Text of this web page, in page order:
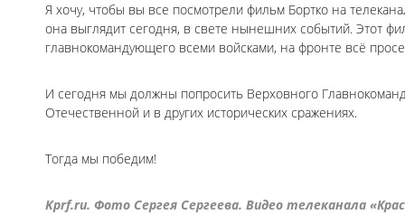
Я хочу, чтобы вы все посмотрели фильм Бортко на
она выглядит сегодня, в свете нынешних событий. Этот
главнокомандующего всеми войсками, на фронте всё
И сегодня мы должны попросить Верховного
Отечественной и в других исторических сражениях.
Тогда мы победим!
Kprf.ru. Фото Сергея Сергеева. Видео телеканала